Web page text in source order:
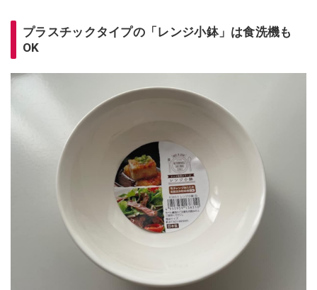
プラスチックタイプの「レンジ小鉢」は食洗機も
OK